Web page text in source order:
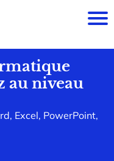
au niveau
Excel, PowerPoint,